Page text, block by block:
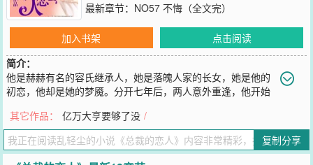
最新章节： NO57 不悔（全文完）
加入书架
点击阅读
简介：
他是赫赫有名的容氏继承人，她是落魄人家的长女，她是他的
初恋，他却是她的梦魇。分开七年后，两人意外重逢，他开始
但成了他的专属煮饭婆，还被他里里外外吃得干干净净……当一切伪
装揭去层层面纱，当所有真相渐渐浮出水面，她方才知道，原来年少
时的那次相遇，他早就情根深种；原来那一年仲夏雨夜，她的不告而
别令他痛苦经年；原来七年的物换星移，他早已恋她如痴
其它作品： 亿万大亨要够了没 /
复制分享